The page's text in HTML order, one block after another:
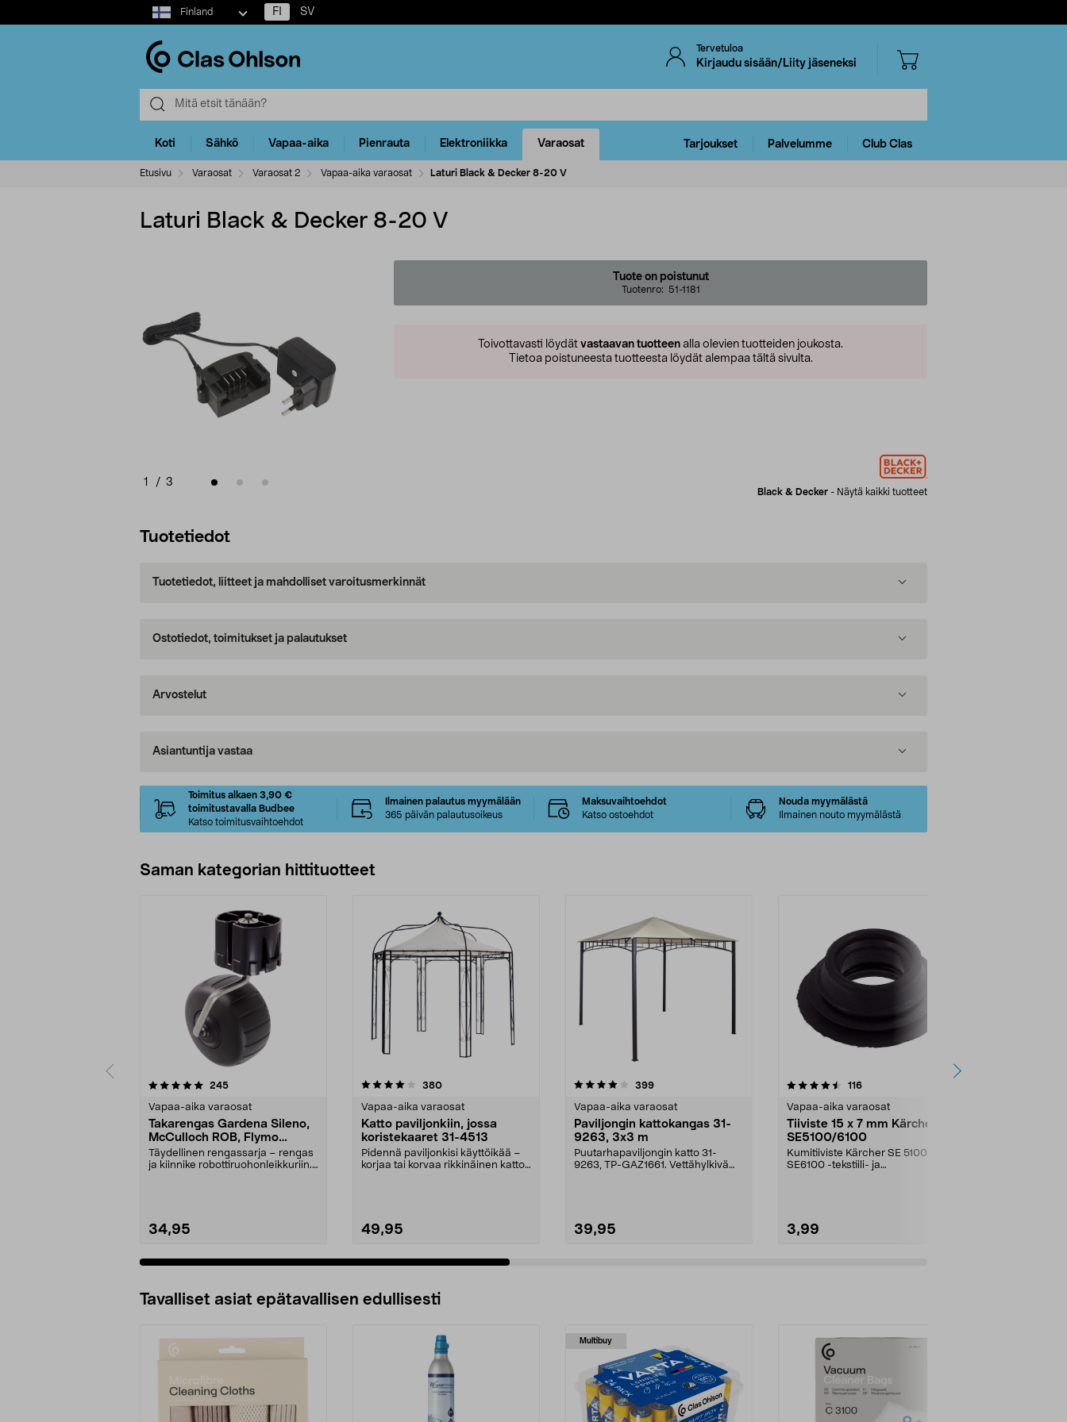
Select
market
Finland FI SV
Tervetuloa
Kirjaudu sisään/Liity jäseneksi
Koti Sähkö Vapaa-aika Pienrauta Elektroniikka Varaosat Tarjoukset Palvelumme Club Clas
Etusivu Varaosat Varaosat 2 Vapaa-aika varaosat Laturi Black & Decker 8-20 V
Laturi Black & Decker 8-20 V
1 / 3
Tuote on poistunut
Tuotenro: 51-1181
Toivottavasti löydät vastaavan tuotteen alla olevien tuotteiden joukosta.
Tietoa poistuneesta tuotteesta löydät alempaa tältä sivulta.
Black & Decker - Näytä kaikki tuotteet
Tuotetiedot
Tuotetiedot, liitteet ja mahdolliset varoitusmerkinnät
Ostotiedot, toimitukset ja palautukset
Arvostelut
Asiantuntija vastaa
Toimitus alkaen 3,90 €
toimitustavalla Budbee
Katso toimitusvaihtoehdot
Ilmainen palautus myymälään
365 päivän palautusoikeus
Maksuvaihtoehdot
Katso ostoehdot
Nouda myymälästä
Ilmainen nouto myymälästä
Saman kategorian hittituotteet
245arvostelut
Vapaa-aika varaosat
Takarengas Gardena Sileno,
McCulloch ROB, Flymo
Easilife
Täydellinen rengassarja – rengas
ja kiinnike robottiruohonleikkuriin.
34,95
4.0 viidestä
380arvostelut
Vapaa-aika varaosat
Katto paviljonkiin, jossa
koristekaaret 31-4513
Pidennä paviljonkisi käyttöikää –
korjaa tai korvaa rikkinäinen katto.
49,95
4.0 viidestä
399arvostelut
Vapaa-aika varaosat
Paviljongin kattokangas 31-
9263, 3x3 m
Puutarhapaviljongin katto 31-
9263, TP-GAZ1661. Vettähylkivä
39,95
4.5 viidestä
116arvostelut
Vapaa-aika varaosat
Tiiviste 15 x 7 mm Kärcher
SE5100/6100
Kumitiiviste Kärcher SE 5100- ja
SE6100 -tekstiili- ja
3,99
4.5 viidestä
Tavalliset asiat epätavallisen edullisesti
Multibuy